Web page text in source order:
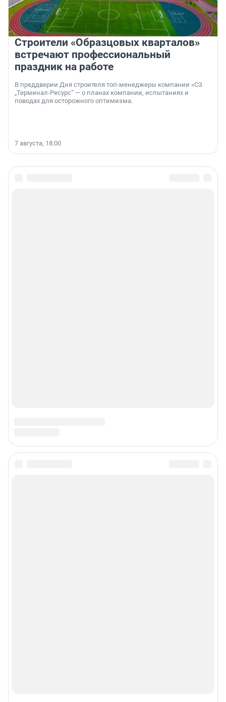
Строители «Образцовых кварталов»
встречают профессиональный
праздник на работе
В преддверии Дня строителя топ-менеджеры компании «СЗ
„Терминал-Ресурс“ — о планах компании, испытаниях и
поводах для осторожного оптимизма.
7 августа, 18:00